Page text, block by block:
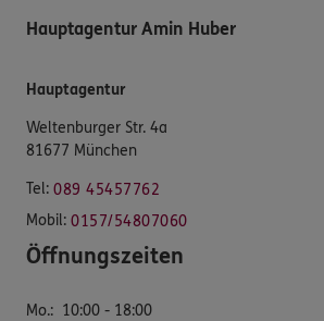
Hauptagentur Amin Huber
Hauptagentur
Weltenburger Str. 4a
81677 München
Tel: 089 45457762
Mobil: 0157/54807060
Öffnungszeiten
Mo.: 10:00 - 18:00